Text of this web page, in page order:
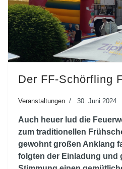
Der FF-Schörfling
Veranstaltungen 30. Juni 2024
Auch heuer lud die
zum traditionellen
gewohnt großen Anklang
folgten der Einladung und